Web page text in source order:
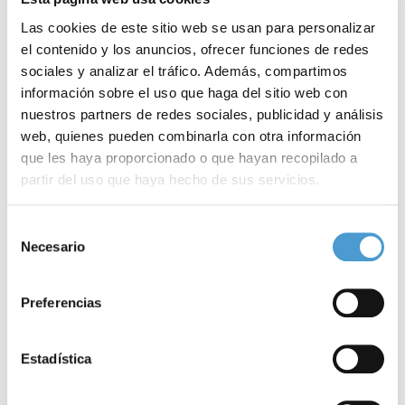
Las cookies de este sitio web se usan para personalizar
el contenido y los anuncios, ofrecer funciones de redes
sociales y analizar el tráfico. Además, compartimos
información sobre el uso que haga del sitio web con
nuestros partners de redes sociales, publicidad y análisis
web, quienes pueden combinarla con otra información
que les haya proporcionado o que hayan recopilado a
partir del uso que haya hecho de sus servicios.
de cookies
Necesario
Preferencias
Estadística
(CEAFA), que se llevó el galardón a la mejor iniciativa de
divulgación por el documental ‘ Tengo Alzheimer pero sigo
siendo yo‘. Se trata de una pieza audiovisual de una hora de
duración, aproximadamente, protagonizada por miembros del
Panel de Expertos de Personas con Alzheimer (PEPA), que
compartieron sus experiencias desde el momento en que
recibieron el diagnóstico de la enfermedad.